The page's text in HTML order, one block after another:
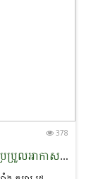
378
«គម្រោងមេគង្គរីកចម្រើន» ពង្រឹងភាពធន់នឹងការប្រែប្រួល​អាកាស​​ធាតុ និងលើកកម្ពស់ជីវភាពសហគមន៍ជនជាតិភាគតិច នៅខេត្តរតនគិរី និងមណ្ឌលគិរី